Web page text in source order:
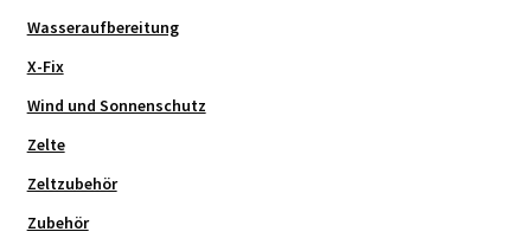
Wasseraufbereitung
X-Fix
Wind und Sonnenschutz
Zelte
Zeltzubehör
Zubehör